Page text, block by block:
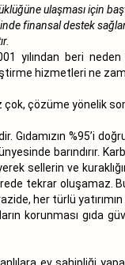
ulaşması için
finansal destek
yılından beri
hizmetleri ne
çok, çözüme yönelik
Gıdamızın %95’i
barındırır.
sellerin ve
tekrar oluşamaz.
her türlü
korunması gıda
ev sahipliği